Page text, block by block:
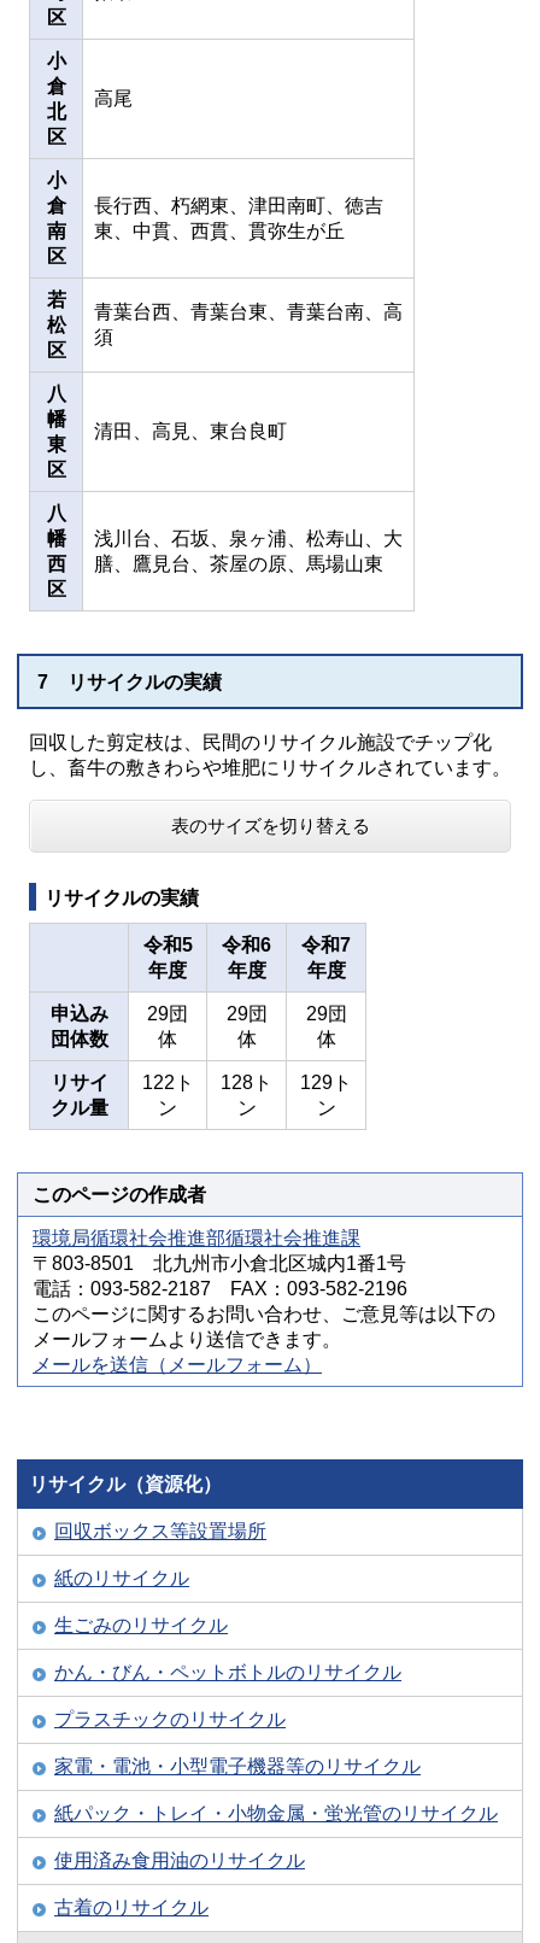
区
小
倉
北
区
高尾
小
倉
南
区
長行西、 朽網東、津田南町、徳吉
東、中貫、西貫、貫弥生が丘
若
松
区
青葉台西、青葉台東、青葉台南、高
須
八
幡
東
区
清田、高見、 東台良町
八
幡
西
区
浅川台、石坂、泉ヶ浦、松寿山、大
膳、鷹見台、茶屋の原、馬場山東
7 リサイクルの実績
回収した剪定枝は、民間のリサイクル施設でチップ化
し、畜牛の敷きわらや堆肥にリサイクルされています。
表のサイズを切り替える
リサイクルの実績
令和5
年度
令和6
年度
令和7
年度
申込み
団体数
29団
体
29団
体
29団
体
リサイ
クル量
122ト
ン
128ト
ン
129ト
ン
このページの作成者
環境局循環社会推進部循環社会推進課
〒803-8501 北九州市小倉北区城内1番1号
電話：093-582-2187 FAX：093-582-2196
このページに関するお問い合わせ、ご意見等は以下の
メールフォームより送信できます。
メールを送信（メールフォーム）
リサイクル（資源化）
回収ボックス等設置場所
紙のリサイクル
生ごみのリサイクル
かん・びん・ペットボトルのリサイクル
プラスチックのリサイクル
家電・電池・小型電子機器等のリサイクル
紙パック・トレイ・小物金属・蛍光管のリサイクル
使用済み食用油のリサイクル
古着のリサイクル